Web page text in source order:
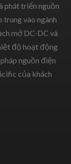
phát triển nguồn
vào ngành
mở DC-DC và
độ hoạt động
nguồn điện
của khách